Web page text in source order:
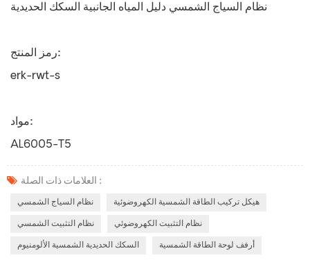
نظام السياج الشمسي دليل المياه الجانبية السكك الحديدية
رمز المنتج:
erk-rwt-s
مواد:
AL6005-T5
العلامات ذات الصلة :
نظام السياج الشمسي هيكل تركيب الطاقة الشمسية الكهروضوئية
نظام التثبيت الشمسي نظام التثبيت الكهروضوئي
السكك الحديدية الشمسية الألومنيوم أرفف لوحة الطاقة الشمسية